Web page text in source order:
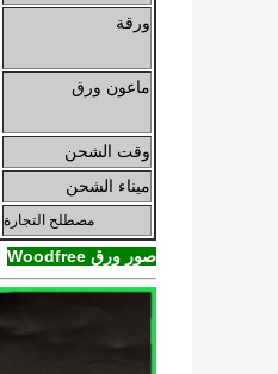
ورقة
ماعون ورق
وقت الشحن
ميناء الشحن
مصطلح التجارة
صور ورق Woodfree